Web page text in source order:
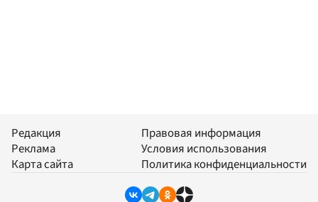
Редакция
Реклама
Карта сайта
Правовая информация
Условия использования
Политика конфиденциальности